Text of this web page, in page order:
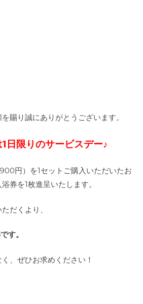
賜り誠にありがとうございます。
日限りのサービスデー♪
円）を1セットご購入いただいたお
券を1枚進呈いたします。
だくより、
す。
、ぜひお求めください！